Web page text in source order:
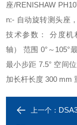
座/RENISHAW
n:- 自动旋转测头座
技术参数： 分度机
轴） 范围 0°～105°
最小步距 7.5° 空间
加长杆长度 300 mm
上一个：